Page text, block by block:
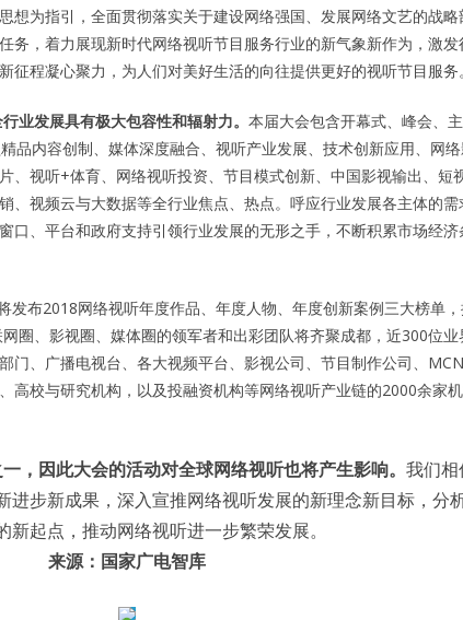
想为指引，全面贯彻落实关于建设网络强国、发展网络文艺的战
务，着力展现新时代网络视听节目服务行业的新气象新作为，激
程凝心聚力，为人们对美好生活的向往提供更好的视听节目服务。
业发展具有极大包容性和辐射力。 本届大会包含开幕式、峰会、主
品内容创制、媒体深度融合、视听产业发展、技术创新应用、网
、视听+体育、网络视听投资、节目模式创新、中国影视输出、短
、视频云与大数据等全行业焦点、热点。呼应行业发展各主体的
口、平台和政府支持引领行业发展的无形之手，不断积累市场经
发布2018网络视听年度作品、年度人物、年度创新案例三大榜单
圈、影视圈、媒体圈的领军者和出彩团队将齐聚成都，近300位
门、广播电视台、各大视频平台、影视公司、节目制作公司、
高校与研究机构，以及投融资机构等网络视听产业链的2000余家
，因此大会的活动对全球网络视听也将产生影响。 我们
进步新成果，深入宣推网络视听发展的新理念新目标，分
起点，推动网络视听进一步繁荣发展。
来源：国家广电智库